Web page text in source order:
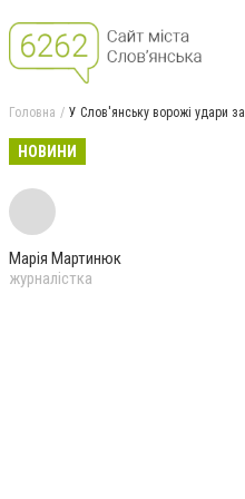
Головна У Слов'янську ворожі удари
НОВИНИ
Марія Мартинюк
журналістка